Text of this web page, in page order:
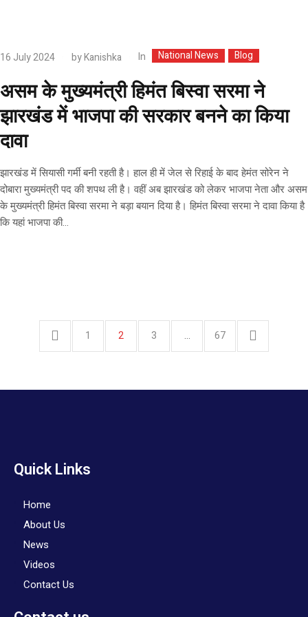
16 July 2024 byKanishka In National News Blog
असम के मुख्यमंत्री हिमंत बिस्वा सरमा ने
झारखंड में भाजपा की सरकार बनने का किया
दावा
झारखंड में सियासी गर्मी बनी रहती है। हाल ही में जेल से रिहाई के बाद हेमंत सोरेन ने
दोबारा मुख्यमंत्री पद की शपथ ली है। वहीं अब झारखंड को लेकर भाजपा नेता और असम
के मुख्यमंत्री हिमंत बिस्वा सरमा ने बड़ा बयान दिया है। हिमंत बिस्वा सरमा ने दावा किया है
कि यहां भाजपा की...
1 2 3 … 67
Quick Links
Home
About Us
News
Videos
Contact Us